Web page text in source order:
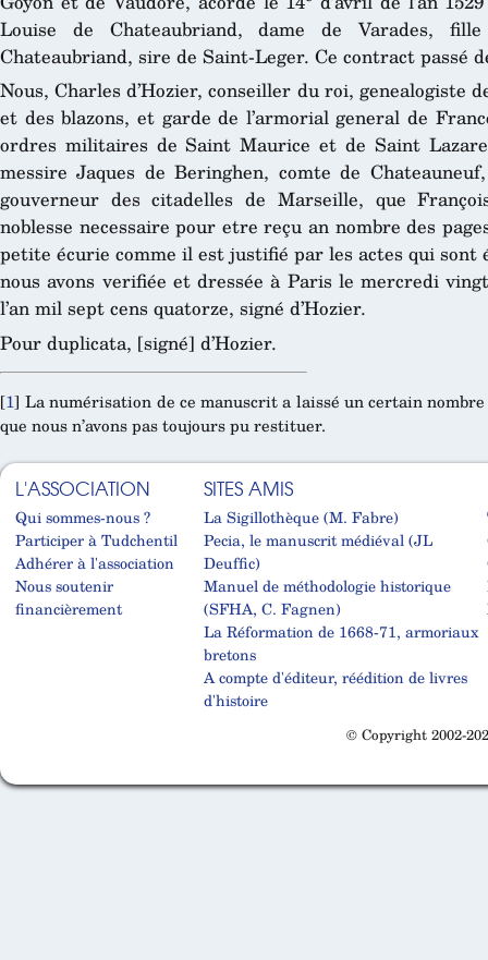
Louise de Chateaubriand, dame de Varades,
Chateaubriand, sire de Saint-Leger. Ce contract passé
Nous, Charles d’Hozier, conseiller du roi, genealogiste
et des blazons, et garde de l’armorial general de
ordres militaires de Saint Maurice et de Saint
messire Jaques de Beringhen, comte de
gouverneur des citadelles de Marseille, que
noblesse necessaire pour etre reçu an nombre des
petite écurie comme il est justifié par les actes qui sont
nous avons verifiée et dressée à Paris le mercredi
l’an mil sept cens quatorze, signé d’Hozier.
Pour duplicata, [signé] d’Hozier.
[1]La numérisation de ce manuscrit a laissé un certain
que nous n’avons pas toujours pu restituer.
L'ASSOCIATION
Qui sommes-nous ?
Participer à Tudchentil
Adhérer à l'association
Nous soutenir
financièrement
SITES AMIS
La Sigillothèque (M. Fabre)
Pecia, le manuscrit médiéval (JL
Deuffic)
Manuel de méthodologie historique
(SFHA, C. Fagnen)
La Réformation de 1668-71, armoriaux
bretons
A compte d'éditeur, réédition de livres
d'histoire
© Copyright 2002-